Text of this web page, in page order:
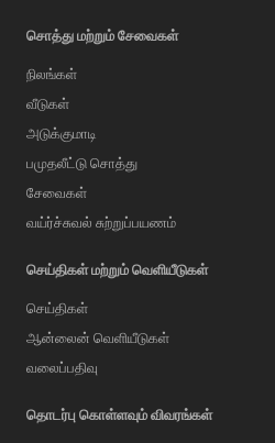
சொத்து மற்றும் சேவைகள்
நிலங்கள்
வீடுகள்
அடுக்குமாடி
பமுதலீட்டு சொத்து
சேவைகள்
வய்ர்ச்சுவல் சுற்றுப்பயணம்
செய்திகள் மற்றும் வெளியீடுகள்
செய்திகள்
ஆன்லைன் வெளியீடுகள்
வலைப்பதிவு
தொடர்பு கொள்ளவும் விவரங்கள்